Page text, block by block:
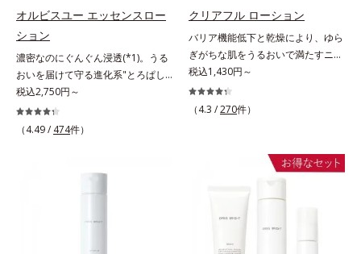
ロニセラカエルレア果汁、ノバラエ
キス配合＝うるおいを与えハリと透
明感に満ちた肌へ導く保湿成分
*10 メマツヨイグサ抽出液、スイ
カズラエキス配合＝角層のすみずみ
まで水分・油分を保ち、ハリ・ツヤ
を与える保湿成分*11 気持ちのこ
容成分(*7)として「G.D.F.アクティ
ベーター(*8)」を配合。そして、従
来から配合している美白有効成分
「トラネキサム酸」を配合しまし
た。さらに、シリーズ共通の美容成
分(*7)「GLルートブースター(*9)」
を配合することで、肌のふっくら感
や透明感を叶えます。美白ケアしな
(*10)のハリと透明感を。効果的な
シナジー設計で、あなたのエイジン
8アイテム分の機能を3ステップに集
約し、よりシンプルなお手入れで、
ハリ・ツヤのある好印象な清潔透明
肌(*1)へ導きます。*1 うるおいによ
る透明感のある肌*2 男性の顔画像
を用いた印象評価において、基準画
かさ印象が高く評価されたこと*3
2022年12月22日時点で、科学文献
データベースPubMed及びGoogle
scholarにより国内化粧品業界にお
いて該当文献がないことを確認（ポ
ーラ化成研究所調べ）
オルビスユー エッセンスロー
ション
濃密なのにぐんぐん浸透(*1)。うる
おいを届けて守る進化系"とろぱし
ゃ"ローション。7000種を超える成
分から厳選し、「うるおいの質
(*1)」に着目した初期エイジングケ
ーチする初期エイジングケアシリー
ズです。「うるおいの質」に着目
に満ちた美しい肌へと導きます。ポ
税込2,750円～
（4.49 / 474件）
クリアフル ローション
バリア機能低下と乾燥により、ゆら
ぎがちな肌をうるおいで満たすニキ
ビ対策化粧水。「ニキビをくり返し
てしまう」「毛穴目立ちが気にな
る」「マスク生活であごや口まわり
のバリア機能の低下」と、肌悩み
「毛穴の目立ち」の両方にWでアプ
由来成分とコラーゲンが肌をいたわ
りながらうるおいを与え、バリア機
税込1,430円～
（4.3 /270件）